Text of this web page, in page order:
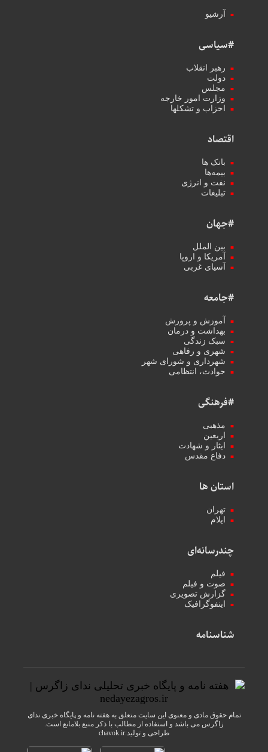
آرشیو
#سیاسی
رهبر انقلاب
دولت
مجلس
وزارت امور خارجه
احزاب و تشکلها
اقتصاد
بانک ها
بیمه‌ها
نفت و انرژی
تبلیغات
#جهان
بین الملل
آمریکا و اروپا
آسیای غربی
#جامعه
آموزش و پرورش
بهداشت و درمان
سبک زندگی
شهری و رفاهی
شهرداری و شورای شهر
حوادث، انتظامی
#فرهنگی
مذهبی
اربعین
ایثار و شهادت
دفاع مقدس
استان ها
تهران
ایلام
چندرسانه‌ای
فیلم
صوت و فیلم
گزارش تصویری
اینفوگرافیک
شناسنامه
تمام حقوق مادی و معنوی این سایت متعلق به هفته نامه و پایگاه خبری ندای
زاگرس می باشد و استفاده از مطالب با ذکر منبع بلامانع است.
طراحی و تولید:chavok.ir